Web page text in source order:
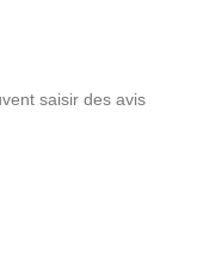
saisir des avis